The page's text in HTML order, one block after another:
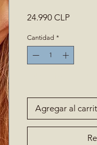
24.990 CLP
Cantidad *
Agregar al